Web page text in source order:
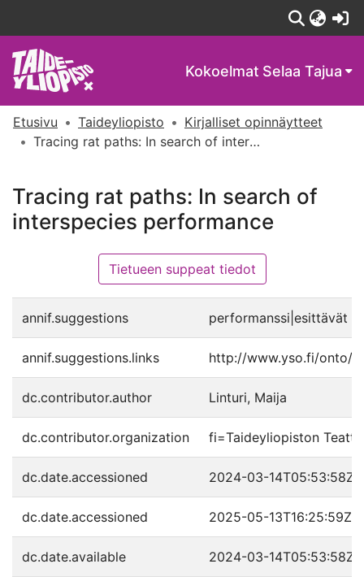
Kokoelmat Selaa Tajua
Etusivu Taideyliopisto
Kirjalliset opinnäytteet
Tracing rat paths: In search of interspecies performance
Tracing rat paths: In search of
interspecies performance
Tietueen suppeat tiedot
annif.suggestions performanssi|esittävät
annif.suggestions.links http://www.yso.fi/onto/
dc.contributor.author Linturi, Maija
dc.contributor.organization fi=Taideyliopiston
dc.date.accessioned 2024-03-14T05:53:58Z
dc.date.accessioned 2025-05-13T16:25:59Z
dc.date.available 2024-03-14T05:53:58Z